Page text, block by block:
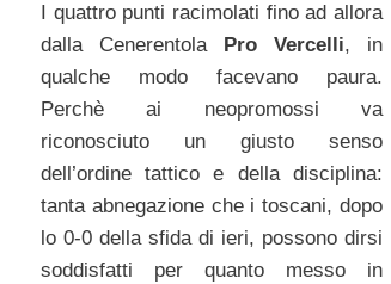
I quattro punti racimolati fino ad allora
dalla Cenerentola
Pro Vercelli, in
qualche modo facevano paura.
Perchè ai neopromossi va
riconosciuto un giusto senso
dell’ordine tattico e della disciplina:
tanta abnegazione che i toscani, dopo
lo 0-0 della sfida di ieri, possono dirsi
soddisfatti per quanto messo in